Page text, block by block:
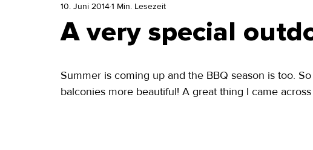
A very special
10. Juni 20141 Min. Lesezeit
Summer is coming up and the BBQ season is too.
balconies more beautiful! A great thing I came